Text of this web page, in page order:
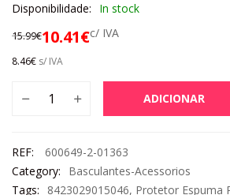
Disponibilidade: In stock
15.99€10.41€c/ IVA
8.46€ s/ IVA
ADICIONAR
REF:
600649-2-01363
Category:
Basculantes-Acessorios
Tags:
8423029015046, Protetor Espuma